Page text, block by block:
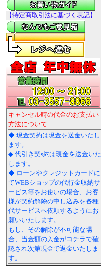
【特定商取引法に基づく表記】
キャンセル時の代金のお支払い
方法について
◆ 現金契約は現金を送金いたし
ます。
◆ 代引き契s約は現金を送金いた
します。
◆ ローンやクレジットカードに
てWEBショップの代行金収納サ
ービス等をお使いの場合、お客
様が契約解除の申し込みを各種
代サービスへ依頼するようにお
願いいたします。
もし、その解除が不可能な場
合、当金額の入金がコチラで確
認され次第現金で返金いたしま
す。